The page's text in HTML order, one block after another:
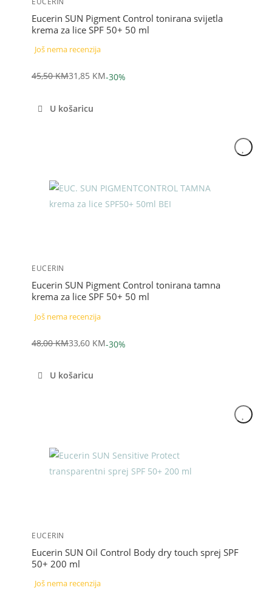
Eucerin SUN Pigment Control tonirana svijetla
krema za lice SPF 50+ 50 ml
Još nema recenzija
45,50KM
Izvorna
bila
31,85 KM
Trenutna
je:
-30%
U košaricu
EUCERIN
Eucerin SUN Pigment Control tonirana tamna
krema za lice SPF 50+ 50 ml
Još nema recenzija
48,00KM
Izvorna
bila
33,60 KM
Trenutna
je:
-30%
U košaricu
EUCERIN
Eucerin SUN Oil Control Body dry touch sprej SPF
50+ 200 ml
Još nema recenzija